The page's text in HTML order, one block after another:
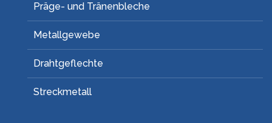
Präge- und Tränenbleche
Metallgewebe
Drahtgeflechte
Streckmetall